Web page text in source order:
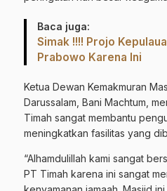
Baca juga:
Simak !!!! Projo
Prabowo Karena Ini
Ketua Dewan Kemakmuran
Darussalam, Bani Machtum,
Timah sangat membantu
meningkatkan fasilitas yang
“Alhamdulillah kami sangat
PT Timah karena ini sangat